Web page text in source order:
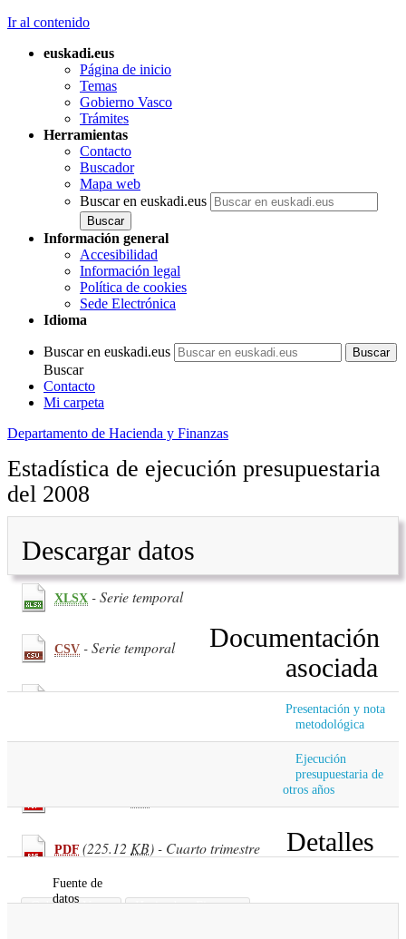
Ir al contenido
euskadi.eus
Página de inicio
Temas
Gobierno Vasco
Trámites
Herramientas
Contacto
Buscador
Mapa web
Buscar en euskadi.eus
Información general
Accesibilidad
Información legal
Política de cookies
Sede Electrónica
Idioma
Buscar en euskadi.eus
Buscar
Contacto
Mi carpeta
Departamento de Hacienda y Finanzas
Estadística de ejecución presupuestaria
del 2008
Descargar datos
XLSX - Serie temporal
CSV - Serie temporal
(222.11KB) - Primer trimestre
(227.03KB) - Segundo trimestre
PDF (225.12 KB) - Cuarto trimestre
Documentación
asociada
Presentación y nota
metodológica
Ejecución
presupuestaria de
otros años
Detalles
Fuente de
datos
Gobierno Vasco
Hacienda y Finanzas